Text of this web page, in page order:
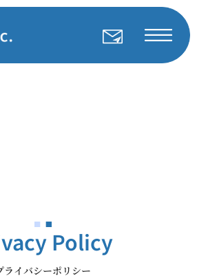
Policy
ライバシーポリシー